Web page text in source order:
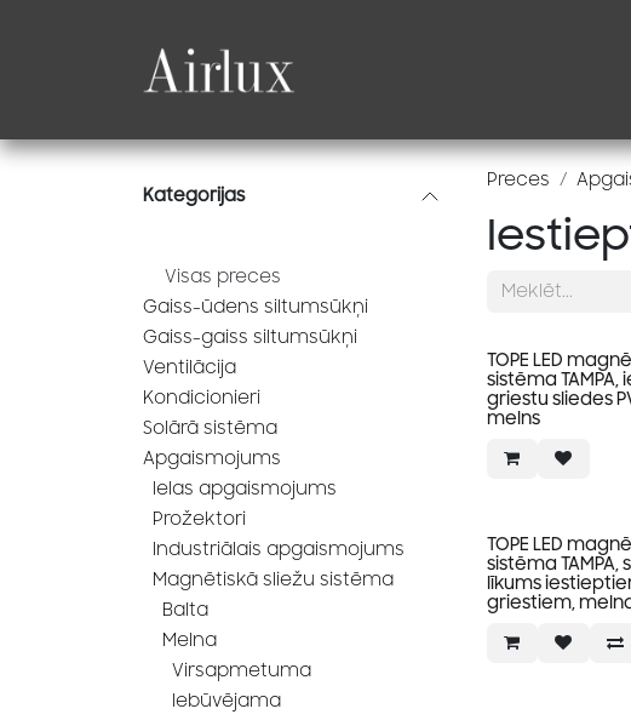
Kategorijas
Visas preces
Gaiss-ūdens siltumsūkņi
Gaiss-gaiss siltumsūkņi
Ventilācija
Kondicionieri
Solārā sistēma
Apgaismojums
Ielas apgaismojums
Prožektori
Industriālais apgaismojums
Magnētiskā sliežu sistēma
Balta
Melna
Virsapmetuma
Iebūvējama
Preces
TOPE LED
sistēma TAMPA,
griestu sliedes
melns
TOPE LED
sistēma TAMPA,
līkums
griestiem,